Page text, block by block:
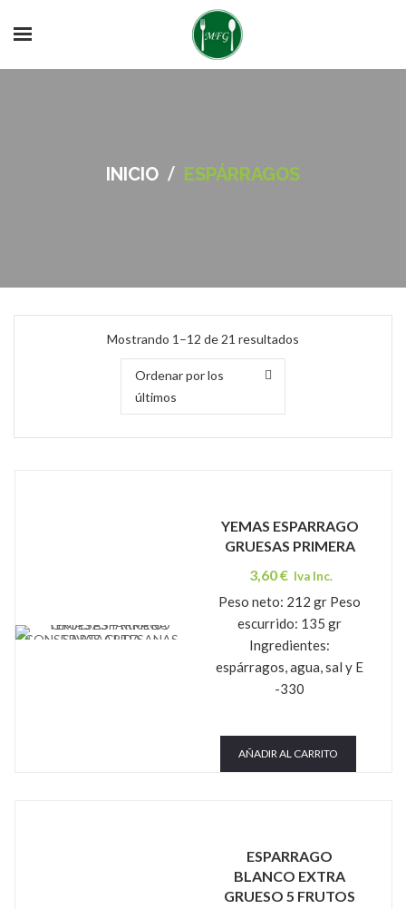
INICIO / ESPÁRRAGOS
Mostrando 1–12 de 21 resultados
Ordenar por los
últimos
CONSERVAS ARTESANAS SARTAGUDA
YEMAS ESPARRAGO
GRUESAS PRIMERA
3,60€ Iva Inc.
Peso neto: 212 gr Peso
escurrido: 135 gr
Ingredientes:
espárragos, agua, sal y E
-330
AÑADIR AL CARRITO
ESPARRAGO
BLANCO EXTRA
GRUESO 5 FRUTOS